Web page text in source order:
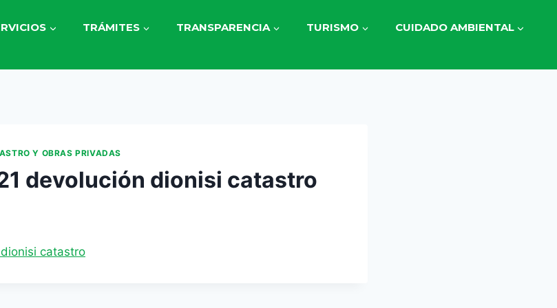
TRÁMITES TRANSPARENCIA TURISMO
CUIDADO AMBIENTAL
Y OBRAS PRIVADAS
devolución dionisi catastro
catastro